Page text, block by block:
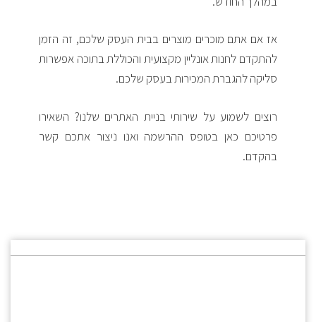
אז אם אתם מוכרים מוצרים בבית העסק שלכם, זה הזמן
להתקדם לחנות אונליין מקצועית והכוללת בתוכה אפשרות
סליקה להגברת המכירות בעסק שלכם.
רוצים לשמוע על שירותי בניית האתרים שלנו? השאירו
פרטיכם כאן בטופס ההרשמה ואנו ניצור אתכם קשר
בהקדם.